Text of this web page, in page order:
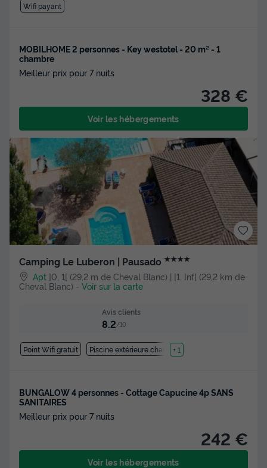
Wifi payant
MOBILHOME 2 personnes - Key westotel - 20 m² - 1
chambre
Meilleur prix pour 7 nuits
328 €
Voir les hébergements
Camping Le Luberon | Pausado ★★★★
Apt ]0, 1[ (29,2 m de Cheval Blanc) | [1, Inf[ (29,2 km de
Cheval Blanc) - Voir sur la carte
Avis clients
8.2/10
Point Wifi gratuit Piscine extérieure chauffée
+ 1
BUNGALOW 4 personnes - Cottage Capucine 4p SANS
SANITAIRES
Meilleur prix pour 7 nuits
242 €
Voir les hébergements